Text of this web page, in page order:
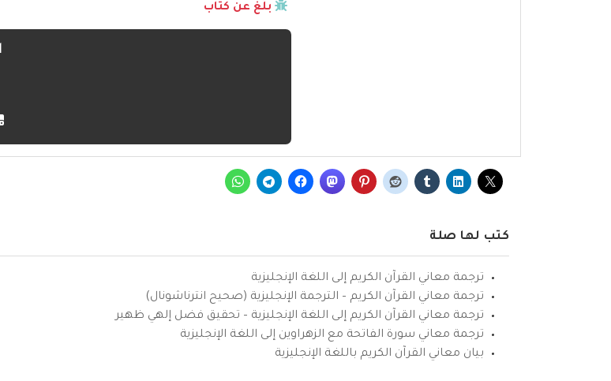
بلّغ عن كتاب
كتب لها صلة
ترجمة معاني القرآن الكريم إلى اللغة الإنجليزية
ترجمة معاني القرآن الكريم – الترجمة الإنجليزية (صحيح انترناشونال)
ترجمة معاني القرآن الكريم إلى اللغة الإنجليزية – تحقيق فضل إلهي ظهير
ترجمة معاني سورة الفاتحة مع الزهراوين إلى اللغة الإنجليزية
بيان معاني القرآن الكريم باللغة الإنجليزية